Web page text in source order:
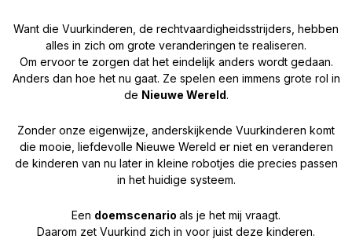
Want die Vuurkinderen, de rechtvaardigheidsstrijders, hebben
alles in zich om grote veranderingen te realiseren.
Om ervoor te zorgen dat het eindelijk anders wordt gedaan.
Anders dan hoe het nu gaat. Ze spelen een immens grote rol in
de Nieuwe Wereld.
Zonder onze eigenwijze, anderskijkende Vuurkinderen komt
die mooie, liefdevolle Nieuwe Wereld er niet en veranderen
de kinderen van nu later in kleine robotjes die precies passen
in het huidige systeem.
Een doemscenario als je het mij vraagt.
Daarom zet Vuurkind zich in voor juist deze kinderen.